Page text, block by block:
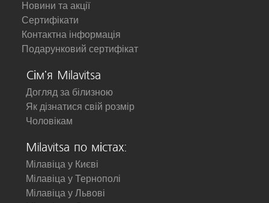
Новини та акції
Сертифікати
Контактна інформація
Подарунковий сертифікат
Сім'я Milavitsa
Догляд за білизною
Як дізнатися свій розмір
Чоловікам
Milavitsa по містах:
Мілавіца у Києві
Мілавіца у Тернополі
Мілавіца у Львові